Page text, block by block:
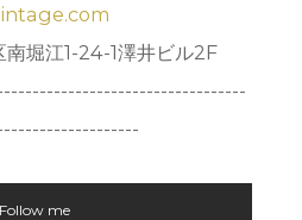
堀江1-24-1澤井ビル2F
Follow me